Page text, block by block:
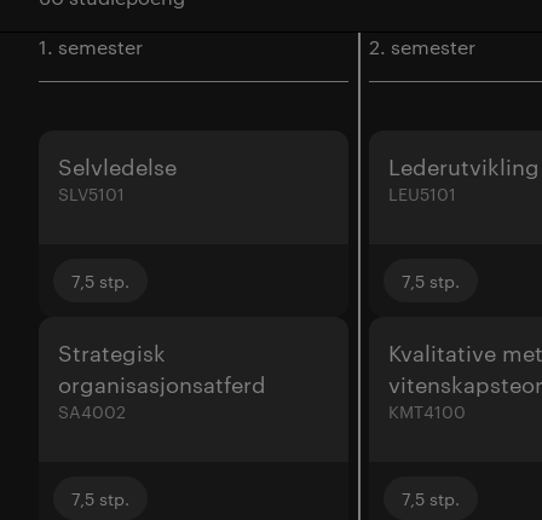
1. semester
2. semester
Selvledelse
SLV5101
7,5 stp.
Strategisk
organisasjonsatferd
SA4002
7,5 stp.
Lederutvikling
LEU5101
7,5 stp.
Kvalitative
KMT4100
7,5 stp.